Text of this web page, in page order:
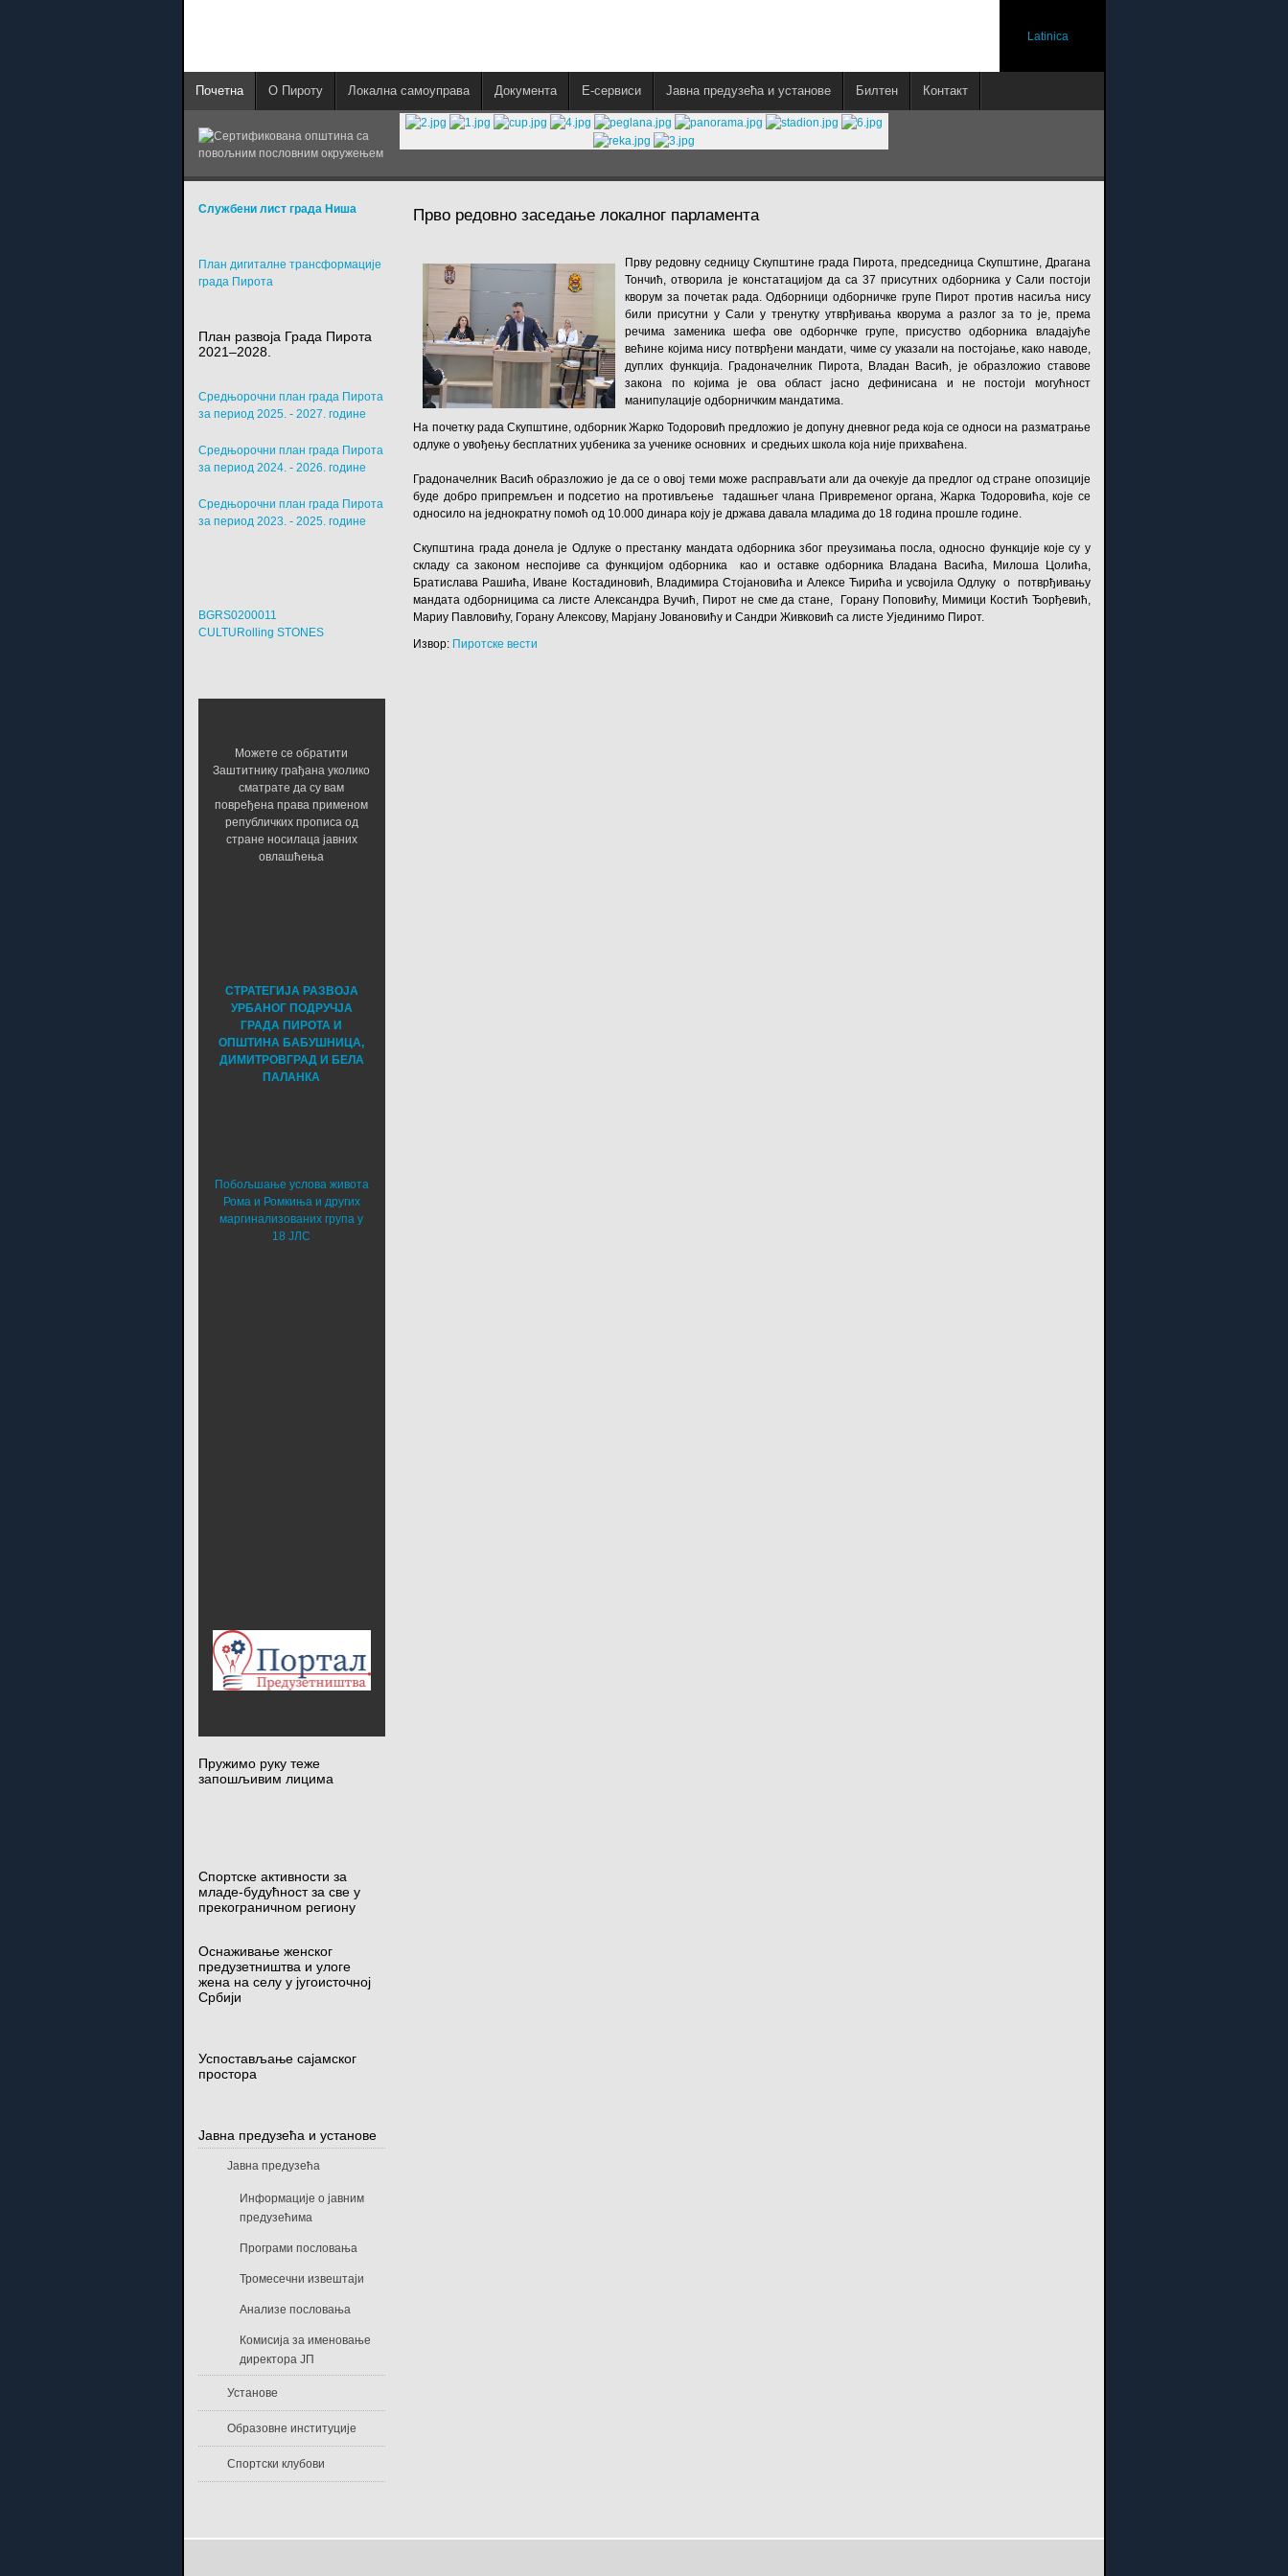
Latinica
Почетна О Пироту Локална самоуправа Документа E-сервиси Јавна предузећа и установе Билтен Контакт
Прво редовно заседање локалног парламента
Прву редовну седницу Скупштине града Пирота, председница Скупштине, Драгана
Тончић, отворила је констатацијом да са 37 присутних одборника у Сали постоји
кворум за почетак рада. Одборници одборничке групе Пирот против насиља нису
били присутни у Сали у тренутку утврђивања кворума а разлог за то је, према
речима заменика шефа ове одборнчке групе, присуство одборника владајуће
већине којима нису потврђени мандати, чиме су указали на постојање, како наводе,
дуплих функција. Градоначелник Пирота, Владан Васић, је образложио ставове
закона по којима је ова област јасно дефинисана и не постоји могућност
манипулације одборничким мандатима.
На почетку рада Скупштине, одборник Жарко Тодоровић предложио је допуну дневног реда која се односи на разматрање
одлуке о увођењу бесплатних уџбеника за ученике основних и средњих школа која није прихваћена.
Градоначелник Васић образложио је да се о овој теми може расправљати али да очекује да предлог од стране опозиције
буде добро припремљен и подсетио на противљење тадашњег члана Привременог органа, Жарка Тодоровића, које се
односило на једнократну помоћ од 10.000 динара коју је држава давала младима до 18 година прошле године.
Скупштина града донела је Одлуке о престанку мандата одборника због преузимања посла, односно функције које су у
складу са законом неспојиве са функцијом одборника као и оставке одборника Владана Васића, Милоша Цолића,
Братислава Рашића, Иване Костадиновић, Владимира Стојановића и Алексе Ћирића и усвојила Одлуку о потврђивању
мандата одборницима са листе Александра Вучић, Пирот не сме да стане, Горану Поповићу, Мимици Костић Ђорђевић,
Мариу Павловићу, Горану Алексову, Марјану Јовановићу и Сандри Живковић са листе Ујединимо Пирот.
Извор: Пиротске вести
Службени лист града Ниша
План дигиталне трансформације
града Пирота
План развоја Града Пирота
2021–2028.
Средњорочни план града Пирота
за период 2025. - 2027. године
Средњорочни план града Пирота
за период 2024. - 2026. године
Средњорочни план града Пирота
за период 2023. - 2025. године
BGRS0200011
CULTURolling STONES
Можете се обратити
Заштитнику грађана уколико
сматрате да су вам
повређена права применом
републичких прописа од
стране носилаца јавних
овлашћења
СТРАТЕГИЈА РАЗВОЈА
УРБАНОГ ПОДРУЧЈА
ГРАДА ПИРОТА И
ОПШТИНА БАБУШНИЦА,
ДИМИТРОВГРАД И БЕЛА
ПАЛАНКА
Побољшање услова живота
Рома и Ромкиња и других
маргинализованих група у
18 ЈЛС
Пружимо руку теже
запошљивим лицима
Спортске активности за
младе-будућност за све у
прекограничном региону
Оснаживање женског
предузетништва и улоге
жена на селу у југоисточној
Србији
Успостављање сајамског
простора
Јавна предузећа и установе
Јавна предузећа
Информације о јавним
предузећима
Програми пословања
Тромесечни извештаји
Анализе пословања
Комисија за именовање
директора ЈП
Установе
Образовне институције
Спортски клубови